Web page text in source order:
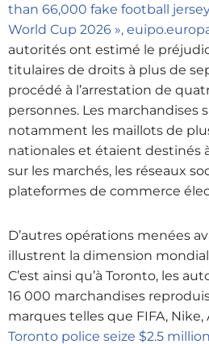
than 66,000 fake football
World Cup 2026 »,
autorités ont estimé le
titulaires de droits à plus de
procédé à l’arrestation de
personnes. Les marchandises
notamment les maillots de
nationales et étaient destinés
sur les marchés, les réseaux
plateformes de commerce
D’autres opérations menées
illustrent la dimension
C’est ainsi qu’à Toronto, les
16 000 marchandises
marques telles que FIFA, Nike,
Toronto police seize $2.5